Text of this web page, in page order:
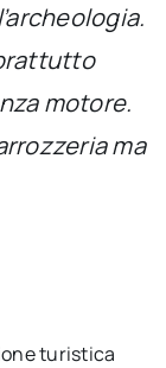
motore.
ma
turistica